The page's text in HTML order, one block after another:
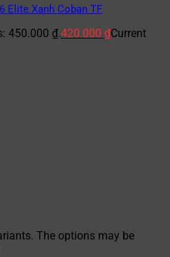
Elite Xanh Coban TF
450.000 ₫.420.000 ₫Current
The options may be